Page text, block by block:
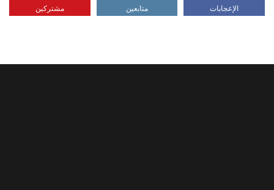
الإعجابات متابعين مشتركين